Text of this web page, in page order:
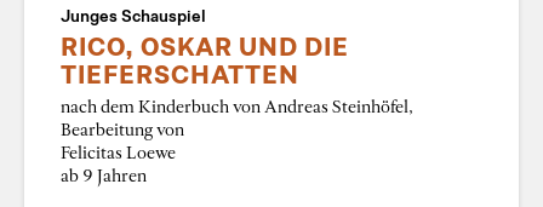
Junges Schauspiel
RICO, OSKAR UND DIE
TIEFERSCHATTEN
nach dem Kinderbuch von Andreas Steinhöfel,
Bearbeitung von
Felicitas Loewe
ab 9 Jahren